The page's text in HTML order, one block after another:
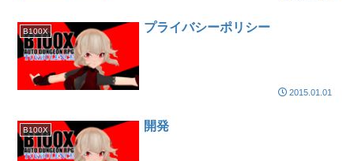
B100X プライバシーポリシー
2015.01.01
B100X 開発